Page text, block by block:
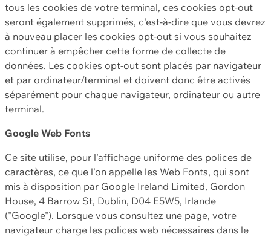
tous les cookies de votre terminal, ces cookies opt-out
seront également supprimés, c'est-à-dire que vous devrez
à nouveau placer les cookies opt-out si vous souhaitez
continuer à empêcher cette forme de collecte de
données. Les cookies opt-out sont placés par navigateur
et par ordinateur/terminal et doivent donc être activés
séparément pour chaque navigateur, ordinateur ou autre
terminal.
Google Web Fonts
Ce site utilise, pour l'affichage uniforme des polices de
caractères, ce que l'on appelle les Web Fonts, qui sont
mis à disposition par Google Ireland Limited, Gordon
House, 4 Barrow St, Dublin, D04 E5W5, Irlande
("Google"). Lorsque vous consultez une page, votre
navigateur charge les polices web nécessaires dans le